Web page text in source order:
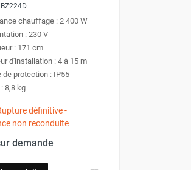
garantir une diffusion
En règle général, le
de câbles.
BZ224D
chauffage : 2 400 W
: 230 V
: 171 cm
d'installation : 4 à 15 m
de protection : IP55
8,8 kg
définitive -
non reconduite
demande